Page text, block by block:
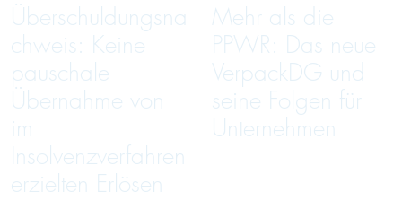
Überschuldungsna
chweis: Keine
pauschale
Übernahme von
im
Insolvenzverfahren
erzielten Erlösen
Mehr als die
PPWR: Das neue
VerpackDG und
seine Folgen für
Unternehmen